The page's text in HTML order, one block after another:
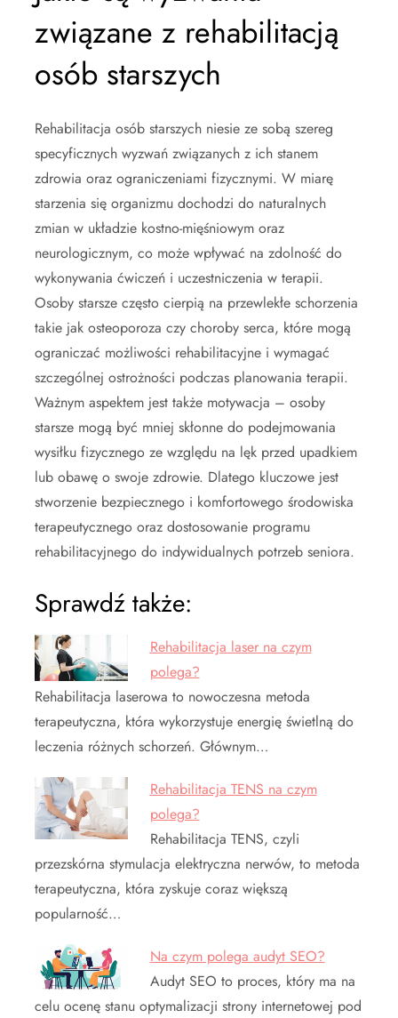
związane z rehabilitacją
osób starszych
Rehabilitacja osób starszych niesie ze sobą szereg
specyficznych wyzwań związanych z ich stanem
zdrowia oraz ograniczeniami fizycznymi. W miarę
starzenia się organizmu dochodzi do naturalnych
zmian w układzie kostno-mięśniowym oraz
neurologicznym, co może wpływać na zdolność do
wykonywania ćwiczeń i uczestniczenia w terapii.
Osoby starsze często cierpią na przewlekłe schorzenia
takie jak osteoporoza czy choroby serca, które mogą
ograniczać możliwości rehabilitacyjne i wymagać
szczególnej ostrożności podczas planowania terapii.
Ważnym aspektem jest także motywacja – osoby
starsze mogą być mniej skłonne do podejmowania
wysiłku fizycznego ze względu na lęk przed upadkiem
lub obawę o swoje zdrowie. Dlatego kluczowe jest
stworzenie bezpiecznego i komfortowego środowiska
terapeutycznego oraz dostosowanie programu
rehabilitacyjnego do indywidualnych potrzeb seniora.
Sprawdź także:
Rehabilitacja laser na czym
polega?
Rehabilitacja laserowa to nowoczesna metoda
terapeutyczna, która wykorzystuje energię świetlną do
leczenia różnych schorzeń. Głównym…
Rehabilitacja TENS na czym
polega?
Rehabilitacja TENS, czyli
przezskórna stymulacja elektryczna nerwów, to metoda
terapeutyczna, która zyskuje coraz większą
popularność…
Na czym polega audyt SEO?
Audyt SEO to proces, który ma na
celu ocenę stanu optymalizacji strony internetowej pod